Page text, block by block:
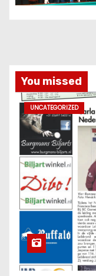
You missed
UNCATEGORIZED